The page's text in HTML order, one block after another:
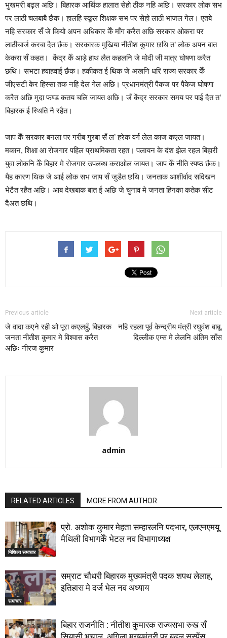
भुखमरी बढ़ल अछि। बिहारक आर्थिक हालात सेहो ठीक नहि अछि। सरकार लोक सभ
पर लाठी चलबाबै छैक। हालहि स्कूल शिक्षक सभ पर सेहो लाठी भांजल गेल। एतबे
नहि सरकार सँ जे कियो अपन अधिकार केँ माँग करैत अछि सरकार ओकरा पर
लाठीचार्ज करबा दैत छैक। सरकारक मुखिया नीतीश कुमार छथि त’ लोक अपन बात
केकरा सँ कहत। केंद्र केँ आड़े हाथ लैत कहलनि जे मोदी जी मात्र घोषणा करैत
छथि। सभटा हवाहवाई छैक। हकीकत ई थिक जे अखनि धरि राज्य सरकार केँ
जीएसटी केर हिस्सा तक नहि देल गेल अछि। प्रधानमंत्री पैकज पर पैकेज घोषणा
करैत अछि मुदा फण्ड कतय चलि जायत अछि। जँ केंद्र सरकार समय पर पाई दैत त’
बिहारक ई स्थिति नै रहैत।
जाप केँ सरकार बनला पर गरीब गुरबा सँ ल’ हरेक वर्ग लेल काज कएल जायत।
मकान, शिक्षा आ रोजगार पहिल प्राथमिकता रहत। पलायन के दंश झेल रहल बिहारी
युवा लोकनि केँ बिहार मे रोजगार उपलब्ध कराओल जायत। जाप केँ नीति स्पष्ठ छैक।
यैह कारण थिक जे आई लोक सभ जाप सँ जुडैत छथि। जनताक आशीर्वाद सदिखन
भेटैत रहैत अछि। आब देखबाक बात ई अछि जे चुनाव मे जनता हिनका कतेक सीट
दैअत छथि।
Previous article
जे वादा कएने रही ओ पूरा कएलहुँ, बिहारक
जनता नीतीश कुमार मे विश्वास करैत
अछिः नीरज कुमार
Next article
नहि रहला पूर्व केन्द्रीय मंत्री रघुवंश बाबू,
दिल्लीक एम्स मे लेलनि अंतिम साँस
admin
RELATED ARTICLES MORE FROM AUTHOR
मिथिला समाचार
प्रो. अशोक कुमार मेहता सम्हारलनि पदभार, एलएनएमयू
मैथिली विभागकेँ भेटल नव विभागाध्यक्ष
समाचार
सम्राट चौधरी बिहारक मुख्यमंत्री पदक शपथ लेलाह,
इतिहास मे दर्ज भेल नव अध्याय
बिहार राजनीति : नीतीश कुमारक राज्यसभा रुख सँ